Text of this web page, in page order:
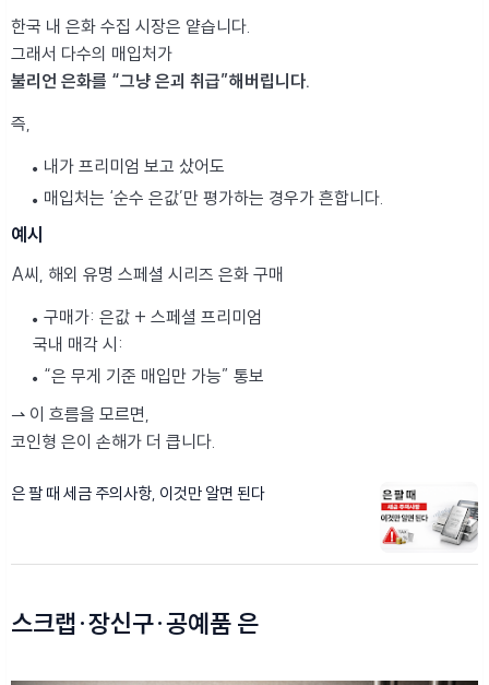
한국 내 은화 수집 시장은 얕습니다.
그래서 다수의 매입처가
불리언 은화를 “그냥 은괴 취급”해버립니다.
즉,
내가 프리미엄 보고 샀어도
매입처는 ‘순수 은값’만 평가하는 경우가 흔합니다.
예시
A씨, 해외 유명 스페셜 시리즈 은화 구매
구매가: 은값 + 스페셜 프리미엄
국내 매각 시:
“은 무게 기준 매입만 가능” 통보
⇀ 이 흐름을 모르면,
코인형 은이 손해가 더 큽니다.
은 팔 때 세금 주의사항, 이것만 알면 된다
스크랩·장신구·공예품 은